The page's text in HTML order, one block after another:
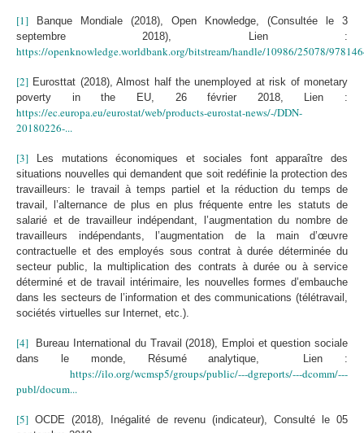
[1] Banque Mondiale (2018), Open Knowledge, (Consultée le 3
septembre 2018), Lien :
https://openknowledge.worldbank.org/bitstream/handle/10986/25078/
[2] Eurosttat (2018), Almost half the unemployed at risk of monetary
poverty in the EU, 26 février 2018, Lien :
https://ec.europa.eu/eurostat/web/products-eurostat-news/-/DDN-
20180226-...
[3] Les mutations économiques et sociales font apparaître des
situations nouvelles qui demandent que soit redéfinie la protection des
travailleurs: le travail à temps partiel et la réduction du temps de
travail, l’alternance de plus en plus fréquente entre les statuts de
salarié et de travailleur indépendant, l’augmentation du nombre de
travailleurs indépendants, l’augmentation de la main d’œuvre
contractuelle et des employés sous contrat à durée déterminée du
secteur public, la multiplication des contrats à durée ou à service
déterminé et de travail intérimaire, les nouvelles formes d’embauche
dans les secteurs de l’information et des communications (télétravail,
sociétés virtuelles sur Internet, etc.).
[4] Bureau International du Travail (2018), Emploi et question sociale
dans le monde, Résumé analytique, Lien :
https://ilo.org/wcmsp5/groups/public/---dgreports/---dcomm/---
publ/docum...
[5] OCDE (2018), Inégalité de revenu (indicateur), Consulté le 05